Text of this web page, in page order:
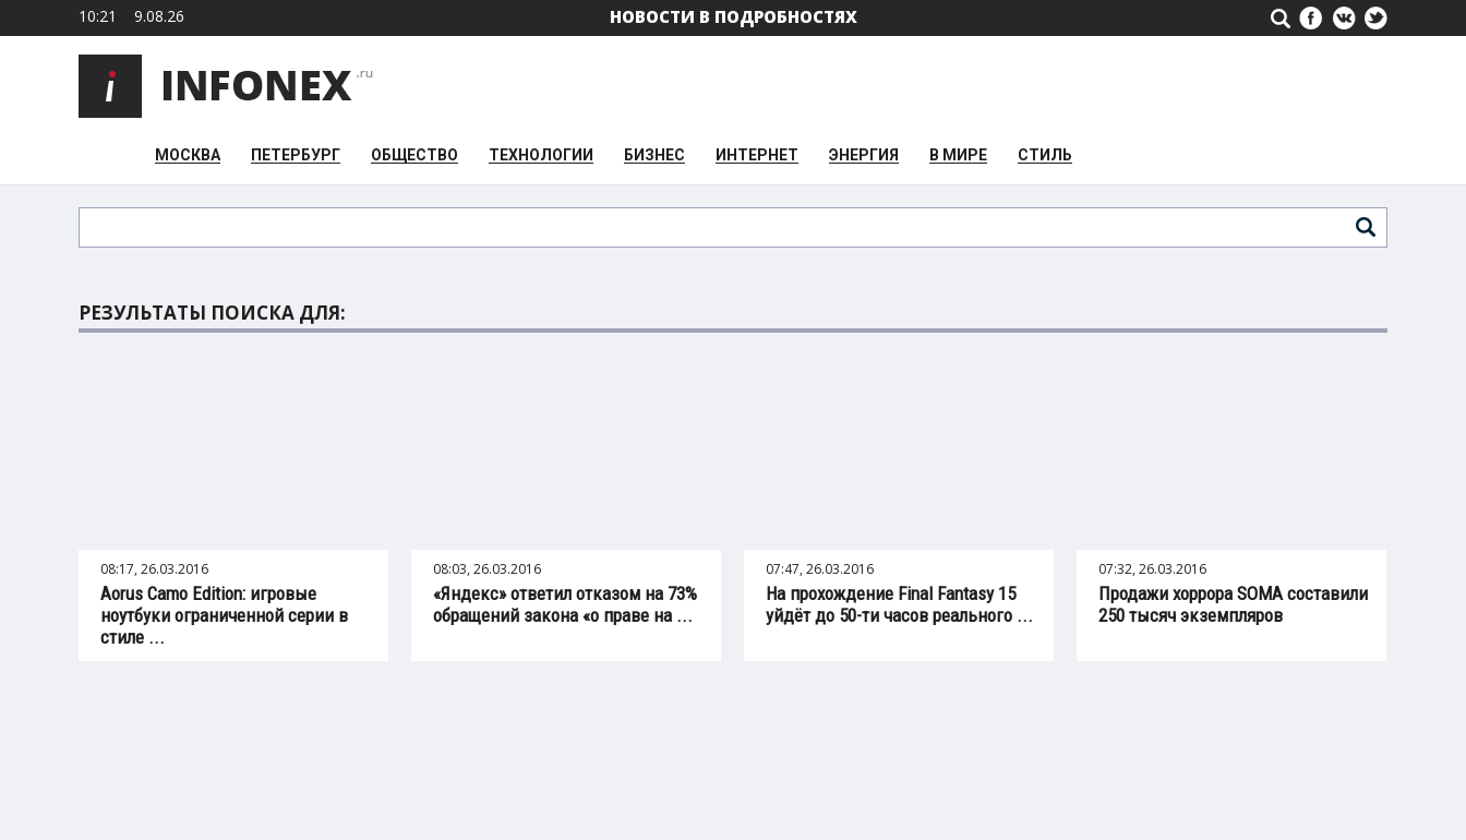
10:21 9.08.26 НОВОСТИ В ПОДРОБНОСТЯХ
МОСКВА ПЕТЕРБУРГ ОБЩЕСТВО ТЕХНОЛОГИИ БИЗНЕС ИНТЕРНЕТ ЭНЕРГИЯ В МИРЕ СТИЛЬ
РЕЗУЛЬТАТЫ ПОИСКА ДЛЯ:
08:17, 26.03.2016
Aorus Camo Edition: игровые
ноутбуки ограниченной серии в
стиле ...
08:03, 26.03.2016
«Яндекс» ответил отказом на 73%
обращений закона «о праве на ...
07:47, 26.03.2016
На прохождение Final Fantasy 15
уйдёт до 50-ти часов реального ...
07:32, 26.03.2016
Продажи хоррора SOMA составили
250 тысяч экземпляров